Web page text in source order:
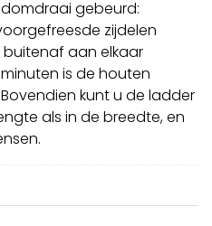
gebeurd:
zijdelen
aan elkaar
is de houten
kunt u de ladder
als in de breedte, en